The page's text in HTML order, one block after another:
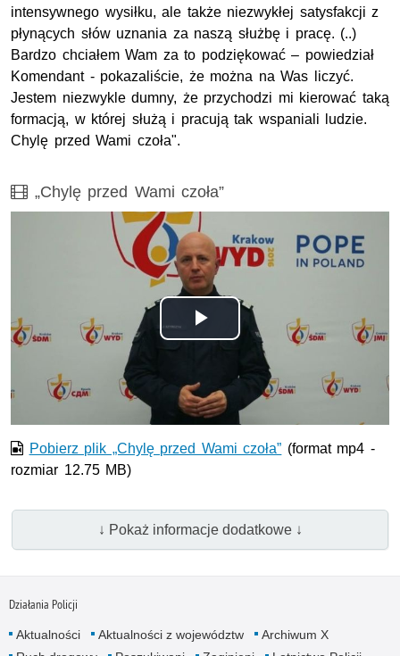
intensywnego wysiłku, ale także niezwykłej satysfakcji z
płynących słów uznania za naszą służbę i pracę. (..)
Bardzo chciałem Wam za to podziękować – powiedział
Komendant - pokazaliście, że można na Was liczyć.
Jestem niezwykle dumny, że przychodzi mi kierować taką
formacją, w której służą i pracują tak wspaniali ludzie.
Chylę przed Wami czoła".
Film
„Chylę przed Wami czoła”
Odtwórz
wideo
Pobierz plik „Chylę przed Wami czoła” (format mp4 -
rozmiar 12.75 MB)
↓ Pokaż informacje dodatkowe ↓
Działania Policji
Aktualności Aktualności z województw
Archiwum X